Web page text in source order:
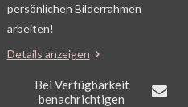
persönlichen Bilderrahmen
arbeiten!
Details anzeigen
Bei Verfügbarkeit
benachrichtigen